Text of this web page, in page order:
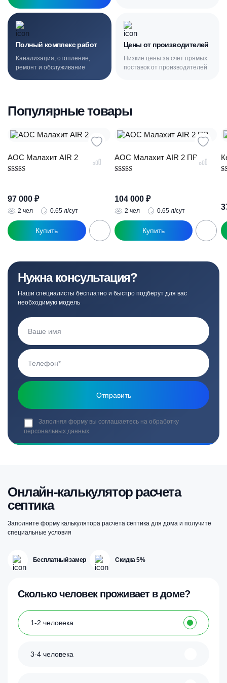
Полный комплекс работ
Канализация, отопление,
ремонт и обслуживание
Цены от производителей
Низкие цены за счет прямых
поставок от производителей
Популярные товары
АОС Малахит AIR 2
97 000 ₽
2 чел 0.65 л/сут
АОС Малахит AIR 2 ПР
104 000 ₽
2 чел 0.65 л/сут
Нужна консультация?
Наши специалисты бесплатно и быстро подберут для вас
необходимую модель
Заполняя форму вы соглашаетесь на обработку
персональных данных
Онлайн-калькулятор расчета
септика
Заполните форму калькулятора расчета септика для дома и получите
специальные условия
Бесплатный замер Скидка 5%
Сколько человек проживает в доме?
1-2 человека
3-4 человека